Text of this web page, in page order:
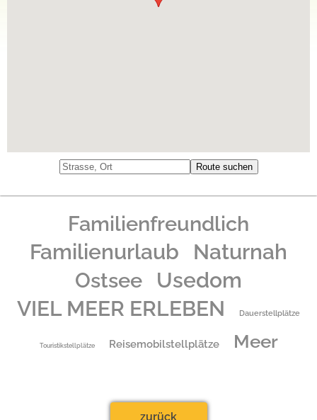
Familienfreundlich
Familienurlaub Naturnah
Ostsee
Usedom
VIEL MEER ERLEBEN
Dauerstellplätze
Touristikstellplätze Reisemobilstellplätze Meer
zurück